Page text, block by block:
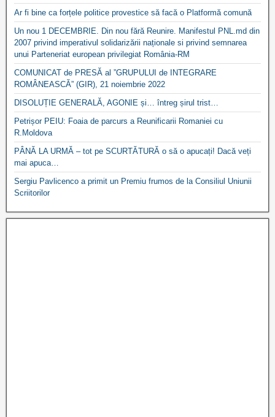
Ar fi bine ca forțele politice provestice să facă o Platformă comună
Un nou 1 DECEMBRIE. Din nou fără Reunire. Manifestul PNL.md din
2007 privind imperativul solidarizării naționale si privind semnarea
unui Parteneriat european privilegiat România-RM
COMUNICAT de PRESĂ al ”GRUPULUI de INTEGRARE
ROMÂNEASCĂ” (GIR), 21 noiembrie 2022
DISOLUȚIE GENERALĂ, AGONIE și… întreg șirul trist…
Petrișor PEIU: Foaia de parcurs a Reunificarii Romaniei cu
R.Moldova
PÂNĂ LA URMĂ – tot pe SCURTĂTURĂ o să o apucați! Dacă veți
mai apuca…
Sergiu Pavlicenco a primit un Premiu frumos de la Consiliul Uniunii
Scriitorilor